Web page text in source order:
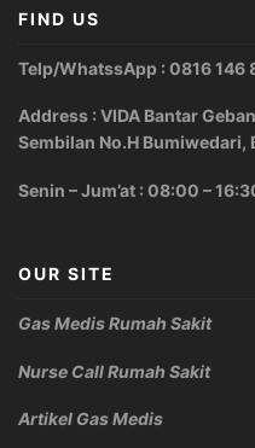
FIND US
Telp/WhatssApp : 0816 146
Address : VIDA Bantar
Sembilan No.H Bumiwedari,
Senin – Jum’at : 08:00 –
OUR SITE
Gas Medis Rumah Sakit
Nurse Call Rumah Sakit
Artikel Gas Medis